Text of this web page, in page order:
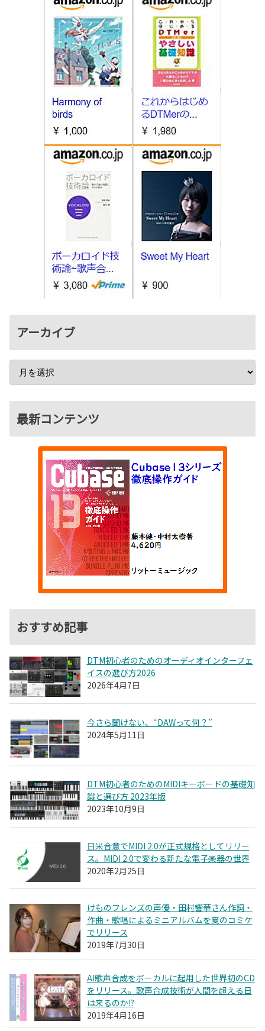
アーカイブ
最新コンテンツ
おすすめ記事
DTM初心者のためのオーディオインターフェ
イスの選び方2026
2026年4月7日
今さら聞けない、“DAWって何？”
2024年5月11日
DTM初心者のためのMIDIキーボードの基礎知
識と選び方 2023年版
2023年10月9日
日米合意でMIDI 2.0が正式規格としてリリー
ス。MIDI 2.0で変わる新たな電子楽器の世界
2020年2月25日
けものフレンズの声優・田村響華さん作詞・
作曲・歌唱によるミニアルバムを夏のコミケ
でリリース
2019年7月30日
AI歌声合成をボーカルに起用した世界初のCD
をリリース。歌声合成技術が人間を超える日
は来るのか!?
2019年4月16日